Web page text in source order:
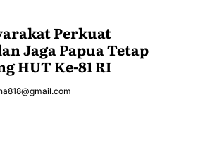
Perkuat
Jaga Papua Tetap
HUT Ke-81 RI